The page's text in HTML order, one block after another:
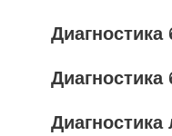
Диагностика